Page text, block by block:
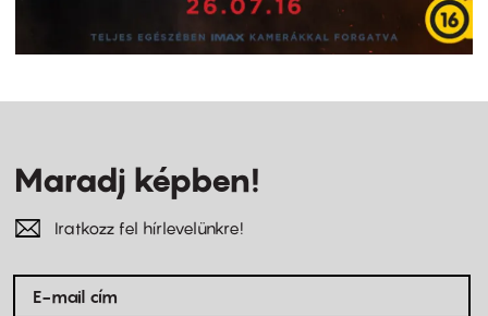
Maradj képben!
Iratkozz fel hírlevelünkre!